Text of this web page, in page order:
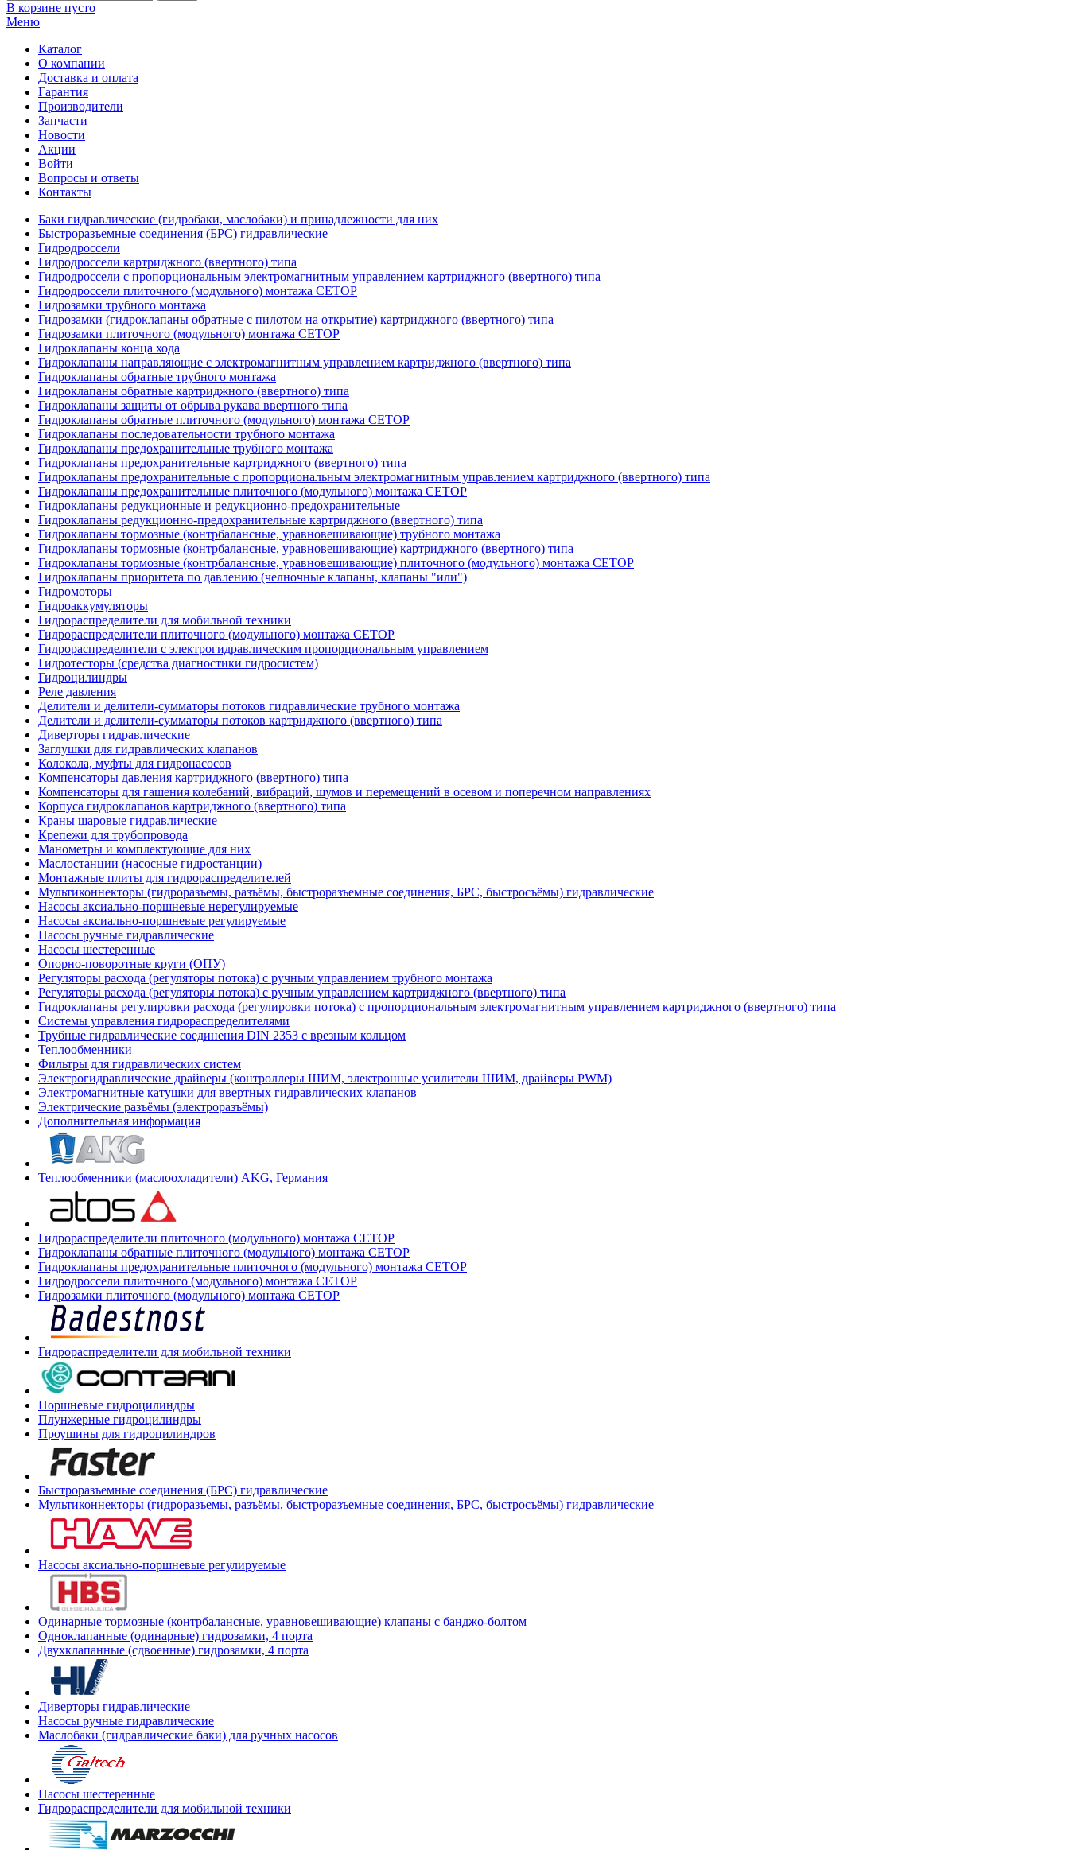
В корзине пусто
Меню
Каталог
О компании
Доставка и оплата
Гарантия
Производители
Запчасти
Новости
Акции
Войти
Вопросы и ответы
Контакты
Баки гидравлические (гидробаки, маслобаки) и принадлежности для них
Быстроразъемные соединения (БРС) гидравлические
Гидродроссели
Гидродроссели картриджного (ввертного) типа
Гидродроссели с пропорциональным электромагнитным управлением картриджного (ввертного) типа
Гидродроссели плиточного (модульного) монтажа CETOP
Гидрозамки трубного монтажа
Гидрозамки (гидроклапаны обратные с пилотом на открытие) картриджного (ввертного) типа
Гидрозамки плиточного (модульного) монтажа CETOP
Гидроклапаны конца хода
Гидроклапаны направляющие с электромагнитным управлением картриджного (ввертного) типа
Гидроклапаны обратные трубного монтажа
Гидроклапаны обратные картриджного (ввертного) типа
Гидроклапаны защиты от обрыва рукава ввертного типа
Гидроклапаны обратные плиточного (модульного) монтажа CETOP
Гидроклапаны последовательности трубного монтажа
Гидроклапаны предохранительные трубного монтажа
Гидроклапаны предохранительные картриджного (ввертного) типа
Гидроклапаны предохранительные с пропорциональным электромагнитным управлением картриджного (ввертного) типа
Гидроклапаны предохранительные плиточного (модульного) монтажа CETOP
Гидроклапаны редукционные и редукционно-предохранительные
Гидроклапаны редукционно-предохранительные картриджного (ввертного) типа
Гидроклапаны тормозные (контрбалансные, уравновешивающие) трубного монтажа
Гидроклапаны тормозные (контрбалансные, уравновешивающие) картриджного (ввертного) типа
Гидроклапаны тормозные (контрбалансные, уравновешивающие) плиточного (модульного) монтажа CETOP
Гидроклапаны приоритета по давлению (челночные клапаны, клапаны "или")
Гидромоторы
Гидроаккумуляторы
Гидрораспределители для мобильной техники
Гидрораспределители плиточного (модульного) монтажа СЕТОР
Гидрораспределители с электрогидравлическим пропорциональным управлением
Гидротесторы (средства диагностики гидросистем)
Гидроцилиндры
Реле давления
Делители и делители-сумматоры потоков гидравлические трубного монтажа
Делители и делители-сумматоры потоков картриджного (ввертного) типа
Диверторы гидравлические
Заглушки для гидравлических клапанов
Колокола, муфты для гидронасосов
Компенсаторы давления картриджного (ввертного) типа
Компенсаторы для гашения колебаний, вибраций, шумов и перемещений в осевом и поперечном направлениях
Корпуса гидроклапанов картриджного (ввертного) типа
Краны шаровые гидравлические
Крепежи для трубопровода
Манометры и комплектующие для них
Маслостанции (насосные гидростанции)
Монтажные плиты для гидрораспределителей
Мультиконнекторы (гидроразъемы, разъёмы, быстроразъемные соединения, БРС, быстросъёмы) гидравлические
Насосы аксиально-поршневые нерегулируемые
Насосы аксиально-поршневые регулируемые
Насосы ручные гидравлические
Насосы шестеренные
Опорно-поворотные круги (ОПУ)
Регуляторы расхода (регуляторы потока) с ручным управлением трубного монтажа
Регуляторы расхода (регуляторы потока) с ручным управлением картриджного (ввертного) типа
Гидроклапаны регулировки расхода (регулировки потока) с пропорциональным электромагнитным управлением картриджного (ввертного) типа
Системы управления гидрораспределителями
Трубные гидравлические соединения DIN 2353 с врезным кольцом
Теплообменники
Фильтры для гидравлических систем
Электрогидравлические драйверы (контроллеры ШИМ, электронные усилители ШИМ, драйверы PWM)
Электромагнитные катушки для ввертных гидравлических клапанов
Электрические разъёмы (электроразъёмы)
Дополнительная информация
Теплообменники (маслоохладители) AKG, Германия
Гидрораспределители плиточного (модульного) монтажа СЕТОР
Гидроклапаны обратные плиточного (модульного) монтажа CETOP
Гидроклапаны предохранительные плиточного (модульного) монтажа CETOP
Гидродроссели плиточного (модульного) монтажа CETOP
Гидрозамки плиточного (модульного) монтажа CETOP
Гидрораспределители для мобильной техники
Поршневые гидроцилиндры
Плунжерные гидроцилиндры
Проушины для гидроцилиндров
Быстроразъемные соединения (БРС) гидравлические
Мультиконнекторы (гидроразъемы, разъёмы, быстроразъемные соединения, БРС, быстросъёмы) гидравлические
Насосы аксиально-поршневые регулируемые
Одинарные тормозные (контрбалансные, уравновешивающие) клапаны с банджо-болтом
Одноклапанные (одинарные) гидрозамки, 4 порта
Двухклапанные (сдвоенные) гидрозамки, 4 порта
Диверторы гидравлические
Насосы ручные гидравлические
Маслобаки (гидравлические баки) для ручных насосов
Насосы шестеренные
Гидрораспределители для мобильной техники